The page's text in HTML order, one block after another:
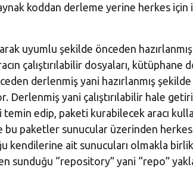
koddan derleme yerine herkes için
uyumlu şekilde önceden
çalıştırılabilir dosyaları, kütüphane
derlenmiş yani hazırlanmış şekilde
Derlenmiş yani çalıştırılabilir hale
edip, paketi kurabilecek aracı
paketler sunucular üzerinden
kendilerine ait sunucuları olmakla
“repository” yani “repo”